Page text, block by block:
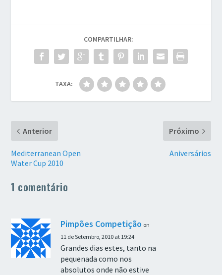
COMPARTILHAR:
TAXA:
Anterior
Mediterranean Open
Water Cup 2010
Próximo
Aniversários
1 comentário
Pimpões Competição on
11 de Setembro, 2010 at 19:24
Grandes dias estes, tanto na
pequenada como nos
absolutos onde não estive